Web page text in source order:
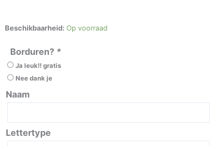
Beschikbaarheid: Op voorraad
Borduren? *
Ja leuk!! gratis
Nee dank je
Naam
Lettertype
Jollein
Teddy
Bear
aantal